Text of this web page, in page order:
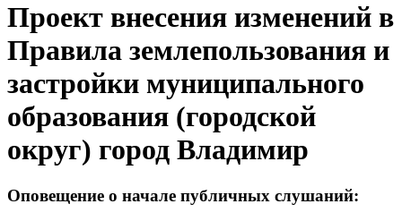
Проект внесения изменений в
Правила землепользования и
застройки муниципального
образования (городской
округ) город Владимир
Оповещение о начале публичных слушаний: